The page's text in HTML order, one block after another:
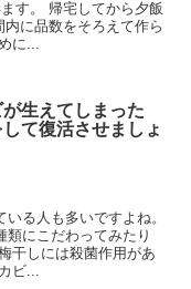
す。 帰宅してから夕飯
に品数をそろえて作ら
に...
生えてしまった
て復活させましょ
る人も多いですよね。
類にこだわってみたり
干しには殺菌作用があ
ビ...